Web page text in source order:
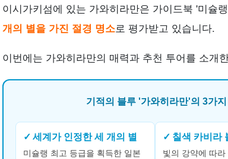
이시가키섬에 있는 가와히라만은 가이드북 '미슐
개의 별을 가진 절경 명소로 평가받고 있습니다.
이번에는 가와히라만의 매력과 추천 투어를 소개
기적의 블루 '가와히라만'의 3가지
✓ 세계가 인정한 세 개의 별
미슐랭 최고 등급을 획득한 일본
✓ 칠색 카비라
빛의 강약에 따라